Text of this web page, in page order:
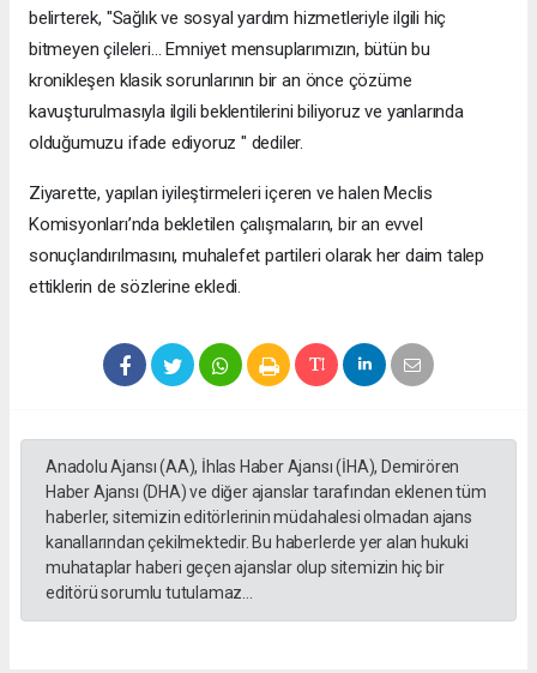
belirterek, "Sağlık ve sosyal yardım hizmetleriyle ilgili hiç
bitmeyen çileleri… Emniyet mensuplarımızın, bütün bu
kronikleşen klasik sorunlarının bir an önce çözüme
kavuşturulmasıyla ilgili beklentilerini biliyoruz ve yanlarında
olduğumuzu ifade ediyoruz " dediler.
Ziyarette, yapılan iyileştirmeleri içeren ve halen Meclis
Komisyonları’nda bekletilen çalışmaların, bir an evvel
sonuçlandırılmasını, muhalefet partileri olarak her daim talep
ettiklerin de sözlerine ekledi.
Anadolu Ajansı (AA), İhlas Haber Ajansı (İHA), Demirören
Haber Ajansı (DHA) ve diğer ajanslar tarafından eklenen tüm
haberler, sitemizin editörlerinin müdahalesi olmadan ajans
kanallarından çekilmektedir. Bu haberlerde yer alan hukuki
muhataplar haberi geçen ajanslar olup sitemizin hiç bir
editörü sorumlu tutulamaz...